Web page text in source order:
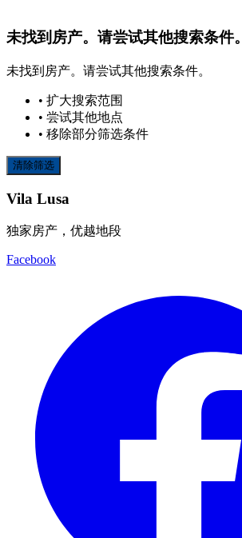
未找到房产。请尝试其他搜索条件。
未找到房产。请尝试其他搜索条件。
• 扩大搜索范围
• 尝试其他地点
• 移除部分筛选条件
清除筛选
Vila Lusa
独家房产，优越地段
Facebook